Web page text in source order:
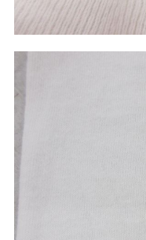
メルマガ登録
会社概要
店舗一覧
特定商取引法に基づく表示